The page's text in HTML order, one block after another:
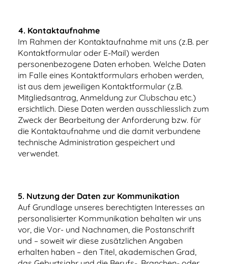
4. Kontaktaufnahme
Im Rahmen der Kontaktaufnahme mit uns (z.B. per
Kontaktformular oder E-Mail) werden
personenbezogene Daten erhoben. Welche Daten
im Falle eines Kontaktformulars erhoben werden,
ist aus dem jeweiligen Kontaktformular (z.B.
Mitgliedsantrag, Anmeldung zur Clubschau etc.)
ersichtlich. Diese Daten werden ausschliesslich zum
Zweck der Bearbeitung der Anforderung bzw. für
die Kontaktaufnahme und die damit verbundene
technische Administration gespeichert und
verwendet.
5. Nutzung der Daten zur Kommunikation
Auf Grundlage unseres berechtigten Interesses an
personalisierter Kommunikation behalten wir uns
vor, die Vor- und Nachnamen, die Postanschrift
und – soweit wir diese zusätzlichen Angaben
erhalten haben – den Titel, akademischen Grad,